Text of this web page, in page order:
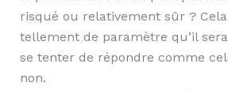
risqué ou relativement sûr ?
tellement de paramètre qu’il
se tenter de répondre comme
non.